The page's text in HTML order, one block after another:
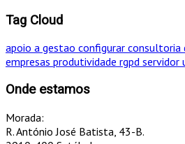
Tag Cloud
apoio a gestao configurar consultoria
empresas produtividade rgpd servidor
Onde estamos
Morada:
R. António José Batista, 43-B.